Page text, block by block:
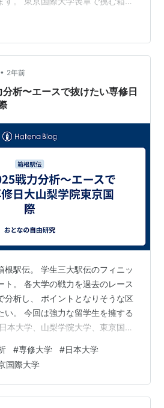
・金子泰藏が創学。
る大学として知られる（日本の大
になったミステリ作家の横山秀夫
の出身である。
ャンパス[商学部・経済学部・言
学部][大学院／商学研究科
・経済
]と第二キャンパス[国際関係学
学院／国際関係学研究科・社会学
新宿区西早稲田に早稲田サテラ
学]がある。
）
こ スマホ 4K 動画 写真 Wi-Fi 6 対
モデル 2TB PD-2000-L バッフ
郎監督と東京国際大学駅伝部の挑
に開催される第101回箱根駅伝
別な思い…
• 2年前
析〜エースで抜けたい専修日
根駅伝。 学生三大駅伝のフィニッ
ト。 各大学の戦力を過去のレース
分析し、 ポイントとなりそうな区
い。 今回は強力な留学生を擁する
本大学、山梨学院大学、東京国際
#専修大学 #日本大学
国際大学